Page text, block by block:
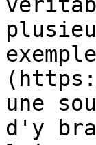
une
d'y